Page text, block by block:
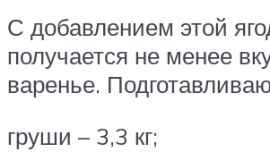
С добавлением этой
получается не менее
варенье.
груши – 3,3 кг;